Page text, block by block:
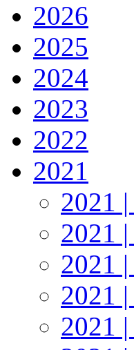
2026
2025
2024
2023
2022
2021
2021
2021
2021
2021
2021